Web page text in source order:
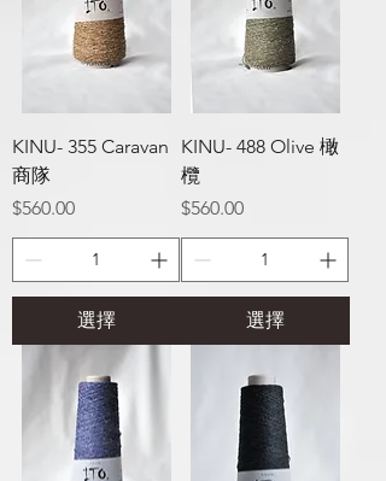
KINU- 355 Caravan
商隊
價格
$560.00
選擇
KINU- 488 Olive 橄
欖
價格
$560.00
選擇